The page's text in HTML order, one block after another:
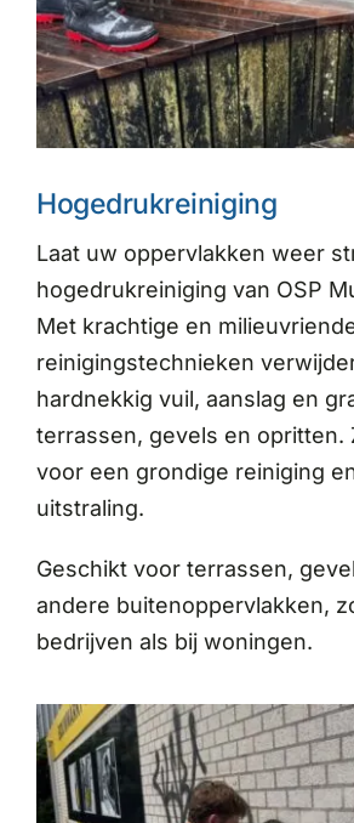
Hogedrukreiniging
Laat uw oppervlakken weer
hogedrukreiniging van OSP
Met krachtige en
reinigingstechnieken
hardnekkig vuil, aanslag en
terrassen, gevels en opritten.
voor een grondige reiniging
uitstraling.
Geschikt voor terrassen,
andere buitenoppervlakken,
bedrijven als bij woningen.